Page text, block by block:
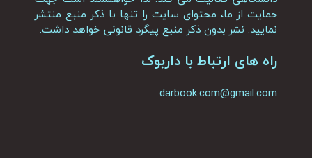
حمایت از ما، محتوای سایت را تنها با ذکر منبع منتشر
نمایید. نشر بدون ذکر منبع پیگرد قانونی خواهد داشت.
راه های ارتباط با داربوک
darbook.com@gmail.com